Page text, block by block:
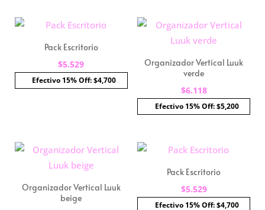
Pack Escritorio
$5.529
Efectivo 15% Off: $4,700
Organizador Vertical Luuk
verde
$6.118
Efectivo 15% Off: $5,200
Organizador Vertical Luuk
beige
Pack Escritorio
$5.529
Efectivo 15% Off: $4,700